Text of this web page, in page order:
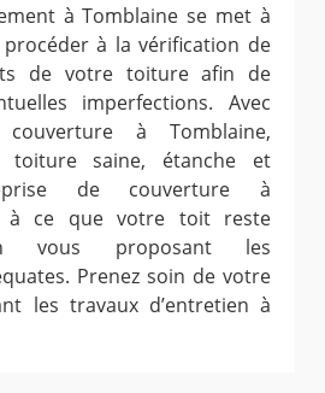
à Tomblaine se met à
à la vérification de
de votre toiture afin de
imperfections. Avec
à Tomblaine,
toiture saine, étanche et
de couverture à
à ce que votre toit reste
vous proposant les
Prenez soin de votre
les travaux d’entretien à